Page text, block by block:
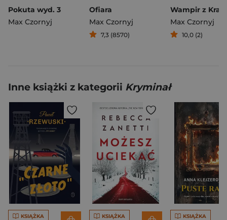
Pokuta wyd. 3
Max Czornyj
Ofiara
Max Czornyj
7,3 (8570)
Wampir z
Max Czornyj
10,0 (2)
Inne książki z kategorii Kryminał
KSIĄŻKA KSIĄŻKA KSIĄŻKA